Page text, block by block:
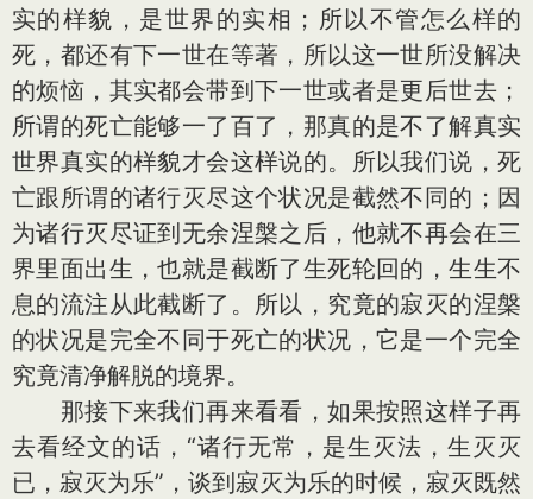
实的样貌，是世界的实相；所以不管怎么样的
死，都还有下一世在等著，所以这一世所没解决
的烦恼，其实都会带到下一世或者是更后世去；
所谓的死亡能够一了百了，那真的是不了解真实
世界真实的样貌才会这样说的。所以我们说，死
亡跟所谓的诸行灭尽这个状况是截然不同的；因
为诸行灭尽证到无余涅槃之后，他就不再会在三
界里面出生，也就是截断了生死轮回的，生生不
息的流注从此截断了。所以，究竟的寂灭的涅槃
的状况是完全不同于死亡的状况，它是一个完全
究竟清净解脱的境界。
那接下来我们再来看看，如果按照这样子再
去看经文的话，“诸行无常，是生灭法，生灭灭
已，寂灭为乐”，谈到寂灭为乐的时候，寂灭既然